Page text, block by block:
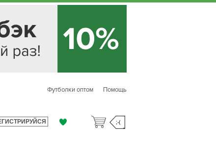
Помощь
Футболки оптом
;-(